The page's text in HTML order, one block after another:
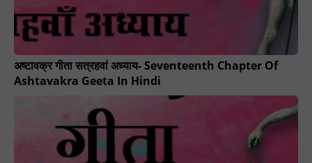
अष्टावक्र गीता सत्रहवां अध्याय- Seventeenth Chapter Of
Ashtavakra Geeta In Hindi